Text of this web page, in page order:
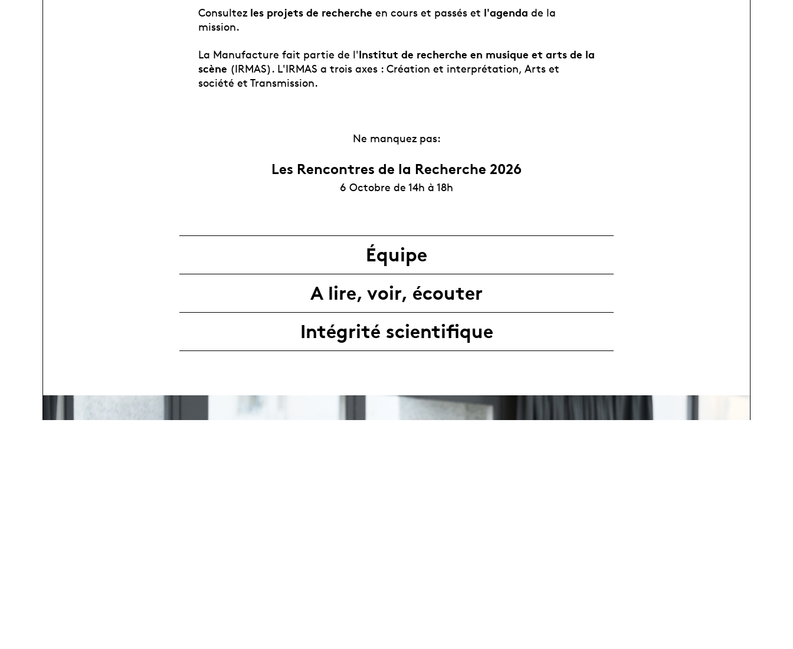
Consultez les projets de recherche en cours et passés et l'agenda de la
mission.
La Manufacture fait partie de l'Institut de recherche en musique et arts de la
scène (IRMAS). L'IRMAS a trois axes : Création et interprétation, Arts et
société et Transmission.
Ne manquez pas:
Les Rencontres de la Recherche 2026
6 Octobre de 14h à 18h
Équipe
A lire, voir, écouter
Intégrité scientifique